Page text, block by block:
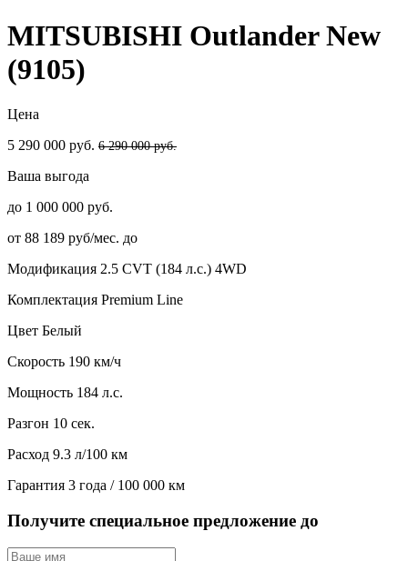
MITSUBISHI Outlander New
(9105)
Цена
5 290 000 руб. 6 290 000 руб.
Ваша выгода
до 1 000 000 руб.
от 88 189 руб/мес. до
Модификация 2.5 CVT (184 л.с.) 4WD
Комплектация Premium Line
Цвет Белый
Скорость 190 км/ч
Мощность 184 л.с.
Разгон 10 сек.
Расход 9.3 л/100 км
Гарантия 3 года / 100 000 км
Получите специальное предложение до